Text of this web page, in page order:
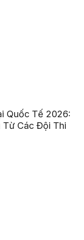
Quốc Tế 2026:
Từ Các Đội Thi